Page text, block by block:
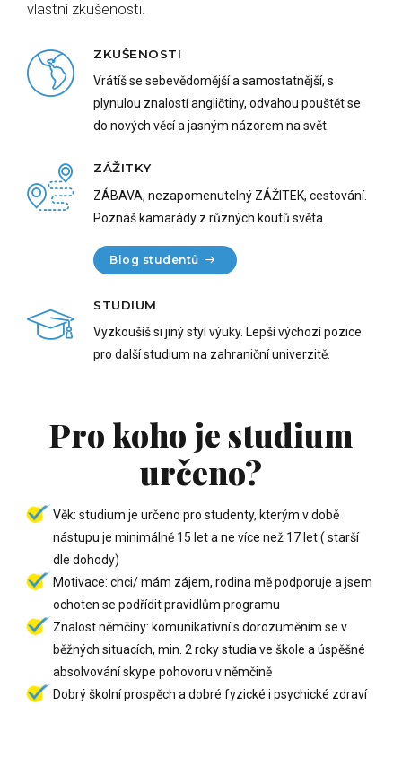
vlastní zkušenosti.
ZKUŠENOSTI
Vrátíš se sebevědomější a samostatnější, s
plynulou znalostí angličtiny, odvahou pouštět se
do nových věcí a jasným názorem na svět.
ZÁŽITKY
ZÁBAVA, nezapomenutelný ZÁŽITEK, cestování.
Poznáš kamarády z různých koutů světa.
Blog studentů
STUDIUM
Vyzkoušíš si jiný styl výuky. Lepší výchozí pozice
pro další studium na zahraniční univerzitě.
Pro koho je studium
určeno?
Věk: studium je určeno pro studenty, kterým v době
nástupu je minimálně 15 let a ne více než 17 let ( starší
dle dohody)
Motivace: chci/ mám zájem, rodina mě podporuje a jsem
ochoten se podřídit pravidlům programu
Znalost němčiny: komunikativní s dorozuměním se v
běžných situacích, min. 2 roky studia ve škole a úspěšné
absolvování skype pohovoru v němčině
Dobrý školní prospěch a dobré fyzické i psychické zdraví